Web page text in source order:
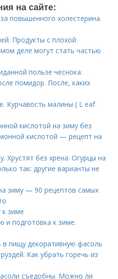
на сайте:
повышенного холестерина.
Продукты с плохой
деле могут стать частью
пользе чеснока.
помидор. После, каких
Курчавость малины ( L eaf
кислотой на зиму без
кислотой — рецепт на
Хрустят без хрена. Огурцы на
так: другие варианты не
зиму — 90 рецептов самых
к зиме
и подготовка к зиме.
пищу декоративную фасоль
Как убрать горечь из
съедобны. Можно ли